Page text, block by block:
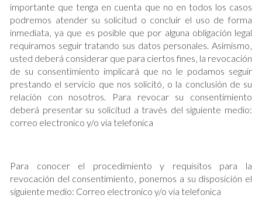
importante que tenga en cuenta que no en todos los casos
podremos atender su solicitud o concluir el uso de forma
inmediata‚ ya que es posible que por alguna obligación legal
requiramos seguir tratando sus datos personales. Asimismo‚
usted deberá considerar que para ciertos fines‚ la revocación
de su consentimiento implicará que no le podamos seguir
prestando el servicio que nos solicitó‚ o la conclusión de su
relación con nosotros. Para revocar su consentimiento
deberá presentar su solicitud a través del siguiente medio:
correo electronico y/o via telefonica
Para conocer el procedimiento y requisitos para la
revocación del consentimiento‚ ponemos a su disposición el
siguiente medio: Correo electronico y/o via telefonica